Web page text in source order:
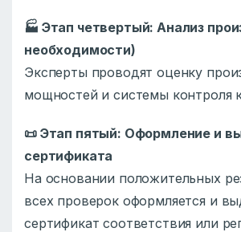
🏭 Этап четвертый: Анализ
необходимости)
Эксперты проводят оценку
мощностей и системы контроля
📜Этап пятый: Оформление и
сертификата
На основании положительных
всех проверок оформляется и
сертификат соответствия или